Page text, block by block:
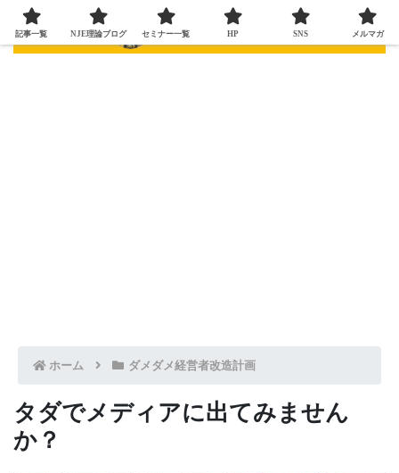
ホーム ダメダメ経営者改造計画
タダでメディアに出てみません
か？
記事一覧 NJE理論ブログ セミナー一覧 HP SNS メルマガ